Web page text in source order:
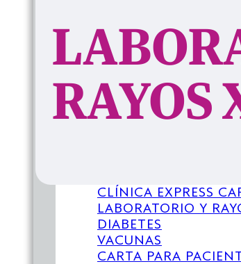
DIABETES
VACUNAS
CARTA PARA
DIVULGACIÓN
COMISIÓN CONJUNTA
FERIA DE LA SALUD DE
CLÍNICA EXPRESS
LABORATORIO Y
DIABETES
VACUNAS
CARTA PARA
RAYOS